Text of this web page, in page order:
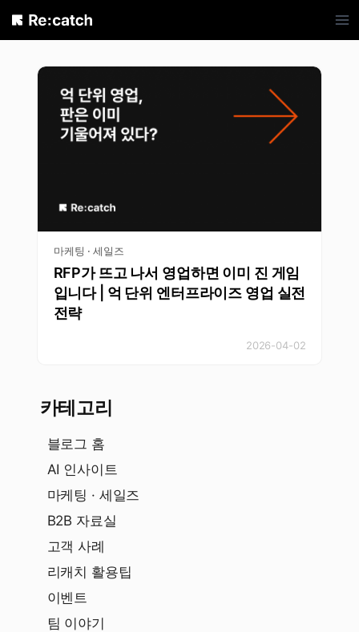
Skip
마케팅 · 세일즈
RFP가 뜨고 나서 영업하면 이미 진 게임
입니다 | 억 단위 엔터프라이즈 영업 실전
전략
2026-04-02
카테고리
블로그 홈
AI 인사이트
마케팅 · 세일즈
B2B 자료실
고객 사례
리캐치 활용팁
이벤트
팀 이야기